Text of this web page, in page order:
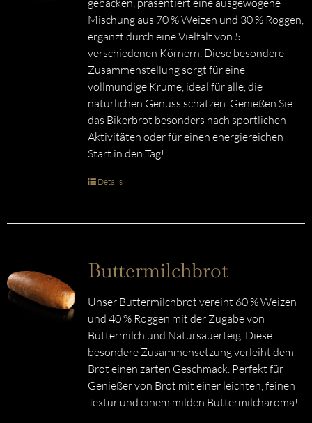
gebacken, präsentiert eine ausgewogene
Mischung aus 70 % Weizen und 30 % Roggen,
ergänzt durch eine Vielfalt von 5
verschiedenen Körnern. Diese besondere
Zusammenstellung sorgt für eine
vollmundige Krume, ideal für alle, die
natürlichen Genuss schätzen. Genießen Sie
das Bikerbrot besonders nach sportlichen
Aktivitäten oder für einen energiereichen
Start in den Tag!
Details
Buttermilchbrot
Unser Buttermilchbrot vereint 60 % Weizen
und 40 % Roggen mit der Zugabe von
Buttermilch und Natursauerteig. Diese
besondere Zusammensetzung verleiht dem
Brot einen zarten Geschmack. Perfekt für
Genießer von Brot mit einer leichten, feinen
Textur und einem milden Buttermilcharoma!